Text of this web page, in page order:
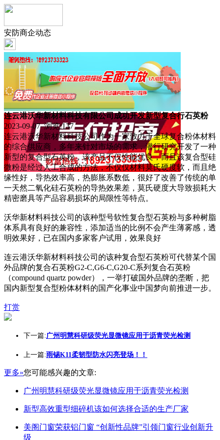
安防商企动态
连云港沃华新材料科技有限公司成功开发新型复合行石英粉
2023-09-07 浏览:137
连云港沃华新材料科技公司作为一家致力于全球复合粉体材料
的综合供应商，多年来针对市场的需求，潜行研究开发了一种
新型的复合型石英粉，该产品不仅性能优良，而且该复合型硅
微粉是经过人工合成的方法，不仅仅材料莫氏硬度软，而且绝
缘性好，导热效率高，热膨胀系数低，很好了改善了传统的单
一天然二氧化硅石英粉的导热效果差，莫氏硬度大导致损耗大
精密磨具等产品容易损坏的局限性等特点。
沃华新材料科技公司的该种型号软性复合型石英粉与多种树脂
体系具有良好的兼容性，添加适当的比例不会产生薄雾感，透
明效果好，已在国内多家客户试用，效果良好
连云港沃华新材料科技公司的该种复合型石英粉可代替某个国
外品牌的复合石英粉G2-C,G6-C,G20-C系列复合石英粉
（compound quartz powder），一举打破国外品牌的垄断，把
国内新型复合型粉体材料的国产化事业中国梦向前推进一步。
打赏
下一篇:广州明慧科研级荧光显微镜应用于沥青荧光检测
上一篇:雨锡K11柔韧型防水闪亮登场！！
更多»您可能感兴趣的文章:
广州明慧科研级荧光显微镜应用于沥青荧光检测
新型高效重型细碎机该如何选择合适的生产厂家
美阁门窗荣获铝门窗 “创新性品牌”引领门窗行业创新升
级